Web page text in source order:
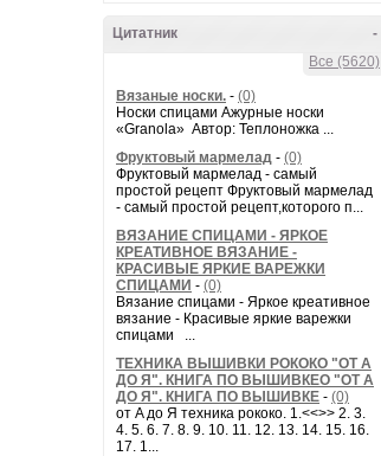
-
Цитатник
Все (5620)
Вязаные носки. - (0)
Носки спицами Ажурные носки
«Granola» Автор: Теплоножка ...
Фруктовый мармелад - (0)
Фруктовый мармелад - самый
простой рецепт Фруктовый мармелад
- самый простой рецепт,которого п...
ВЯЗАНИЕ СПИЦАМИ - ЯРКОЕ
КРЕАТИВНОЕ ВЯЗАНИЕ -
КРАСИВЫЕ ЯРКИЕ ВАРЕЖКИ
СПИЦАМИ - (0)
Вязание спицами - Яркое креативное
вязание - Красивые яркие варежки
спицами ...
ТЕХНИКА ВЫШИВКИ РОКОКО "ОТ А
ДО Я". КНИГА ПО ВЫШИВКЕО "ОТ А
ДО Я". КНИГА ПО ВЫШИВКЕ - (0)
от A до Я техника рококо. 1.<<>> 2. 3.
4. 5. 6. 7. 8. 9. 10. 11. 12. 13. 14. 15. 16.
17. 1...